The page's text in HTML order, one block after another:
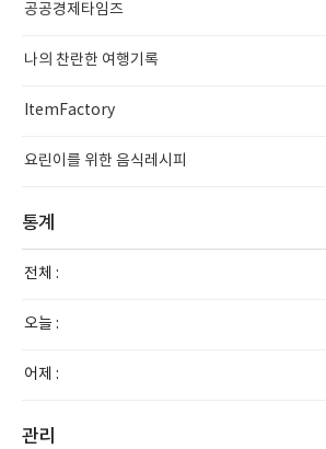
공공경제타임즈
나의 찬란한 여행기록
ItemFactory
요린이를 위한 음식레시피
통계
전체 :
오늘 :
어제 :
관리